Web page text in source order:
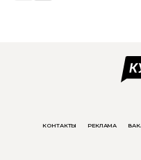
КОНТАКТЫ РЕКЛАМА